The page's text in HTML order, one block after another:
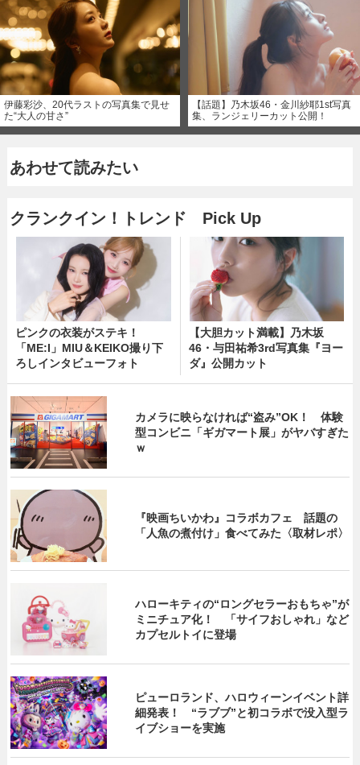
伊藤彩沙、20代ラストの写真集で見せ
た“大人の甘さ”
【話題】乃木坂46・金川紗耶1st写真
集、ランジェリーカット公開！
あわせて読みたい
クランクイン！トレンド Pick Up
ピンクの衣装がステキ！
「ME:I」MIU＆KEIKO撮り下
ろしインタビューフォト
【大胆カット満載】乃木坂
46・与田祐希3rd写真集『ヨー
ダ』公開カット
カメラに映らなければ“盗み”OK！ 体験
型コンビニ「ギガマート展」がヤバすぎた
ｗ
『映画ちいかわ』コラボカフェ 話題の
「人魚の煮付け」食べてみた〈取材レポ〉
ハローキティの“ロングセラーおもちゃ”が
ミニチュア化！ 「サイフおしゃれ」など
カプセルトイに登場
ピューロランド、ハロウィーンイベント詳
細発表！ “ラブブ”と初コラボで没入型ラ
イブショーを実施